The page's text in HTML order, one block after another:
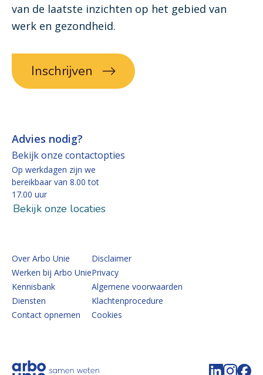
van de laatste inzichten op het gebied van
werk en gezondheid.
Inschrijven
Volg de
Volg
Advies nodig?
Bekijk onze contactopties
Op werkdagen zijn we
bereikbaar van 8.00 tot
17.00 uur
Bekijk onze locaties
Over Arbo Unie
Werken bij Arbo Unie
Kennisbank
Diensten
Contact opnemen
Disclaimer
Privacy
Algemene voorwaarden
Klachtenprocedure
Cookies